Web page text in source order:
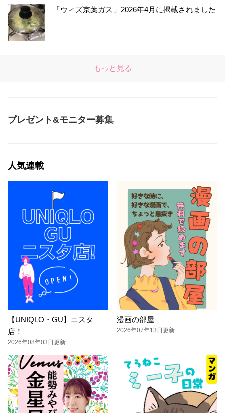
「ウィズ京葉ガス」2026年4月に掲載されました
もっと見る
プレゼント&モニター募集
人気連載
【UNIQLO・GU】ニスタ
店！
2026年08年03日更新
漫画の部屋
2026年07年13日更新